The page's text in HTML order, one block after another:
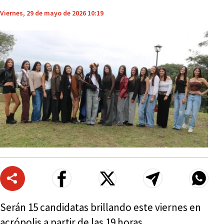
Viernes, 29 de mayo de 2026 10:19
Serán 15 candidatas brillando este viernes en